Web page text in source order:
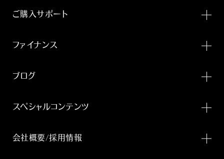
ご購入サポート
ファイナンス
ブログ
スペシャルコンテンツ
会社概要/採用情報